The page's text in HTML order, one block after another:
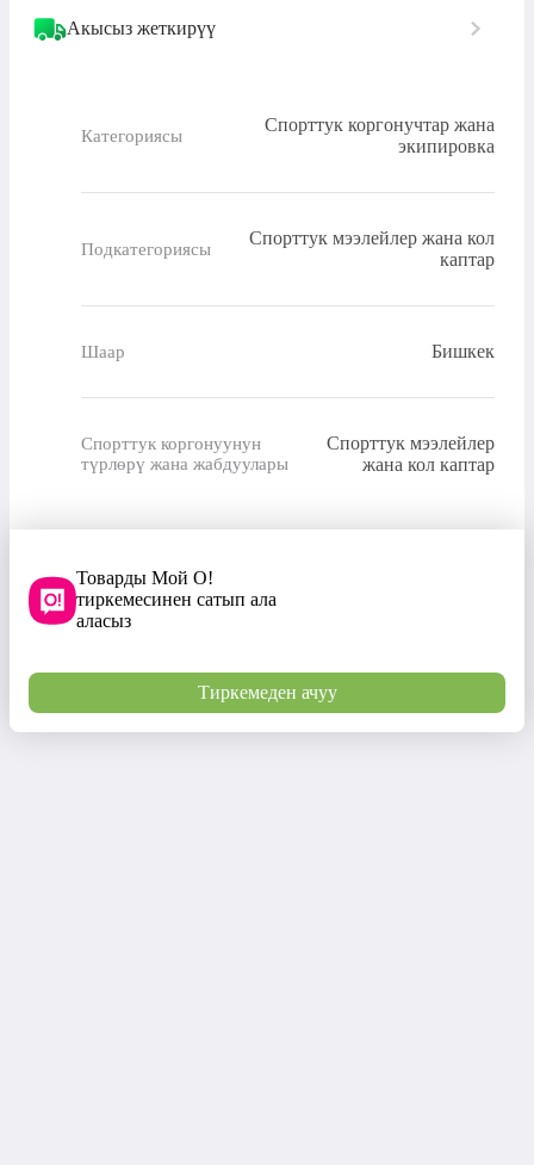
Акысыз жеткирүү
Категориясы
Спорттук коргонучтар жана
экипировка
Подкатегориясы
Спорттук мээлейлер жана кол
каптар
Шаар Бишкек
Спорттук коргонуунун
түрлөрү жана жабдуулары
Спорттук мээлейлер
жана кол каптар
Товарды Мой О!
тиркемесинен сатып ала
аласыз
Тиркемеден ачуу